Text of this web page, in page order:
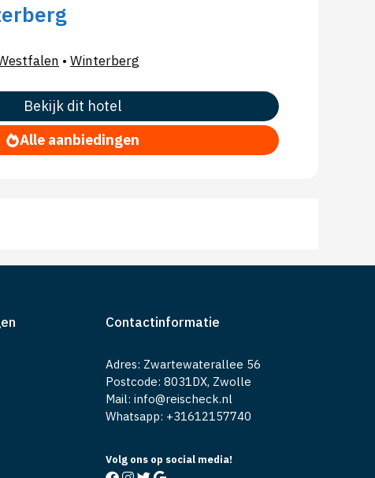
• Winterberg
Bekijk dit hotel
Alle aanbiedingen
Contactinformatie
Adres: Zwartewaterallee 56
Postcode: 8031DX, Zwolle
Mail: info@reischeck.nl
Whatsapp: +31612157740
Volg ons op social media!